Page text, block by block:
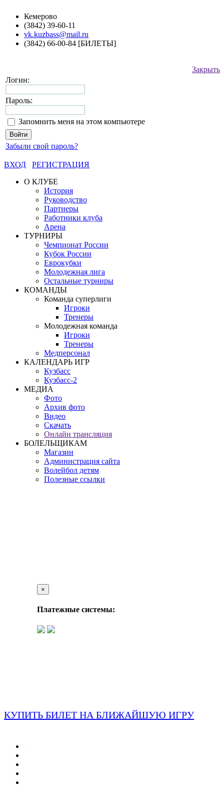
Кемерово
(3842) 39-60-11
vk.kuzbass@mail.ru
(3842) 66-00-84 [БИЛЕТЫ]
Закрыть
Логин:
Пароль:
Запомнить меня на этом компьютере
Забыли свой пароль?
ВХОД
РЕГИСТРАЦИЯ
О КЛУБЕ
История
Руководство
Партнеры
Работники клуба
Арена
ТУРНИРЫ
Чемпионат России
Кубок России
Еврокубки
Молодежная лига
Остальные турниры
КОМАНДЫ
Команда суперлиги
Игроки
Тренеры
Молодежная команда
Игроки
Тренеры
Медперсонал
КАЛЕНДАРЬ ИГР
Кузбасс
Кузбасс-2
МЕДИА
Фото
Архив фото
Видео
Скачать
Онлайн трансляция
БОЛЕЛЬЩИКАМ
Магазин
Администрация сайта
Волейбол детям
Полезные ссылки
×
Платежные системы:
КУПИТЬ БИЛЕТ НА БЛИЖАЙШУЮ ИГРУ